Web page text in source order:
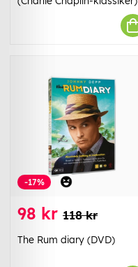
-17%
98 kr 118 kr
The Rum diary (DVD)